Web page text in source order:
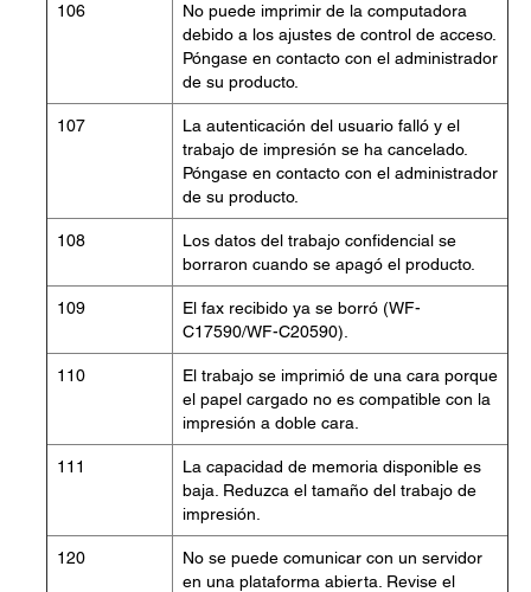
106
No puede imprimir de la computadora
debido a los ajustes de control de acceso.
Póngase en contacto con el administrador
de su producto.
107
La autenticación del usuario falló y el
trabajo de impresión se ha cancelado.
Póngase en contacto con el administrador
de su producto.
108
Los datos del trabajo confidencial se
borraron cuando se apagó el producto.
109
El fax recibido ya se borró (WF-
C17590/WF-C20590).
110
El trabajo se imprimió de una cara porque
el papel cargado no es compatible con la
impresión a doble cara.
111
La capacidad de memoria disponible es
baja. Reduzca el tamaño del trabajo de
impresión.
120
No se puede comunicar con un servidor
en una plataforma abierta. Revise el